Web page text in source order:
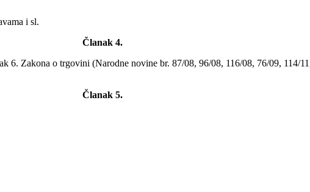
i sl.
Članak 4.
6. Zakona o trgovini (Narodne novine br. 87/08, 96/08, 116/08, 76/09, 114/
Članak 5.